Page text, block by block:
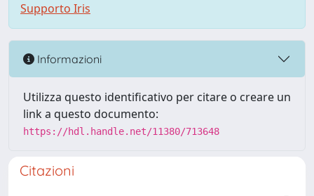
Supporto Iris
Informazioni
Utilizza questo identificativo per citare o creare un
link a questo documento:
https://hdl.handle.net/11380/713648
Citazioni